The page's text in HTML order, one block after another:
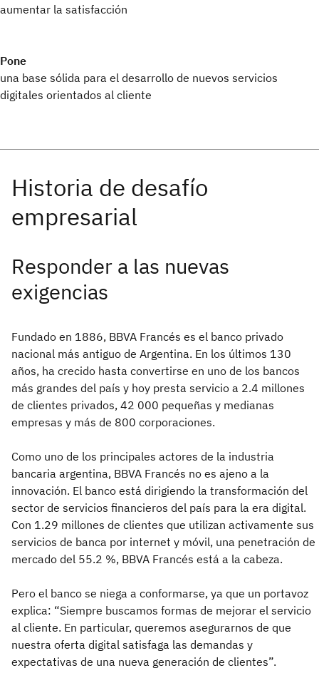
aumentar la satisfacción
Pone
una base sólida para el desarrollo de nuevos servicios
digitales orientados al cliente
Responder a las nuevas
exigencias
Fundado en 1886, BBVA Francés es el banco privado
nacional más antiguo de Argentina. En los últimos 130
años, ha crecido hasta convertirse en uno de los bancos
más grandes del país y hoy presta servicio a 2.4 millones
de clientes privados, 42 000 pequeñas y medianas
empresas y más de 800 corporaciones.
Como uno de los principales actores de la industria
bancaria argentina, BBVA Francés no es ajeno a la
innovación. El banco está dirigiendo la transformación del
sector de servicios financieros del país para la era digital.
Con 1.29 millones de clientes que utilizan activamente sus
servicios de banca por internet y móvil, una penetración de
mercado del 55.2 %, BBVA Francés está a la cabeza.
Pero el banco se niega a conformarse, ya que un portavoz
explica: “Siempre buscamos formas de mejorar el servicio
al cliente. En particular, queremos asegurarnos de que
nuestra oferta digital satisfaga las demandas y
expectativas de una nueva generación de clientes”.